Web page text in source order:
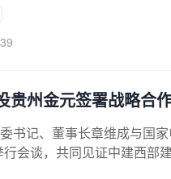
贵州金元签署战略合
书记、董事长章维成与国
会谈，共同见证中建西部